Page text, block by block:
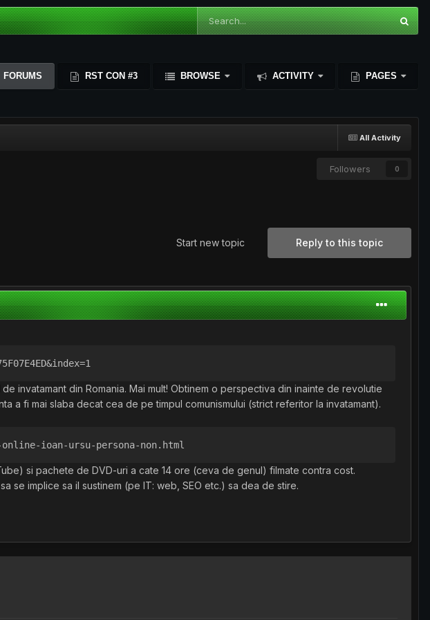
FORUMS RST CON #3 BROWSE ACTIVITY PAGES
All Activity
Followers 0
Reply to this topic
Start new topic
invatamant din Romania. Mai mult! Obtinem o perspectiva din inainte de revolutie
a fi mai slaba decat cea de pe timpul comunismului (strict referitor la invatamant).
ioan-ursu-persona-non.html
si pachete de DVD-uri a cate 14 ore (ceva de genul) filmate contra cost.
se implice sa il sustinem (pe IT: web, SEO etc.) sa dea de stire.